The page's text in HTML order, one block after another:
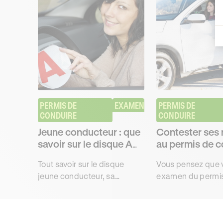
PERMIS DE
CONDUIRE
EXAMEN
Jeune conducteur : que
savoir sur le disque A
?
Tout savoir sur le disque
jeune conducteur, sa
PERMIS DE
CONDUIRE
Contester ses
au permis de
Vous pensez que
examen du